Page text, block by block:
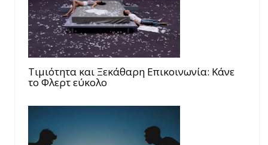
Τιμιότητα και Ξεκάθαρη Επικοινωνία: Κάνε
το Φλερτ εύκολο